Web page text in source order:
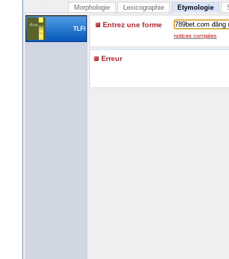
Morphologie Lexicographie Etymologie
TLFi Entrez une forme
notices corrigées
Erreur